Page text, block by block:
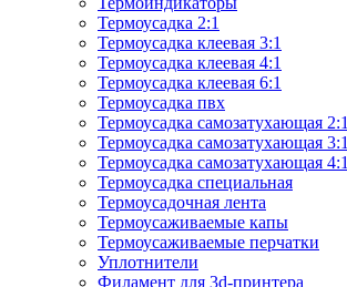
Термоусадка 2:1
Термоусадка клеевая 3:1
Термоусадка клеевая 4:1
Термоусадка клеевая 6:1
Термоусадка пвх
Термоусадка самозатухающая 2:1
Термоусадка самозатухающая 3:1
Термоусадка самозатухающая 4:1
Термоусадка специальная
Термоусадочная лента
Термоусаживаемые капы
Термоусаживаемые перчатки
Уплотнители
Филамент для 3d-принтера